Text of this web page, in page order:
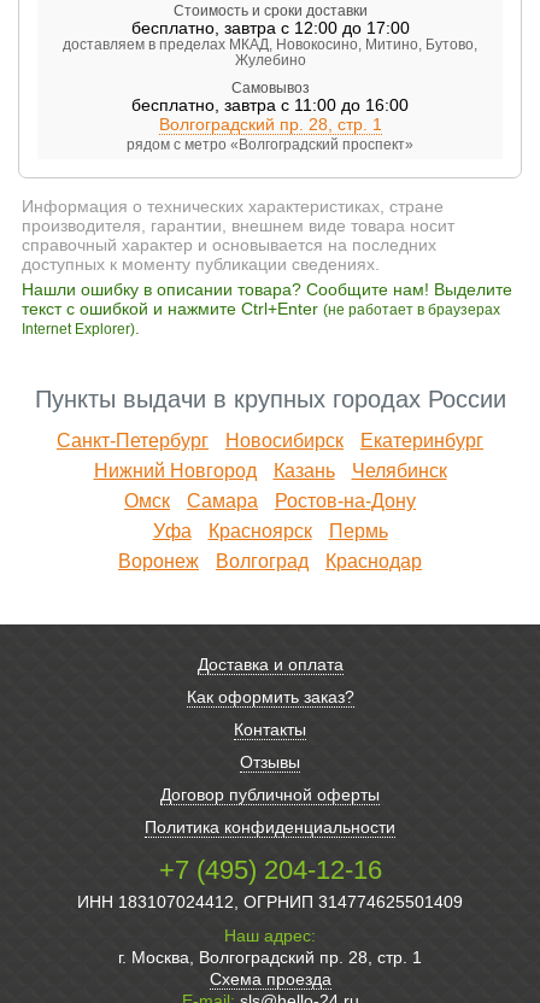
Стоимость и сроки доставки
бесплатно, завтра с 12:00 до 17:00
доставляем в пределах МКАД, Новокосино, Митино, Бутово,
Жулебино
Самовывоз
бесплатно завтра с 11:00 до 16:00
Волгоградский пр. 28, стр. 1
рядом с метро «Волгоградский проспект»
Информация о технических характеристиках, стране
производителя, гарантии, внешнем виде товара носит
справочный характер и основывается на последних
доступных к моменту публикации сведениях.
Нашли ошибку в описании товара? Сообщите нам! Выделите
текст с ошибкой и нажмите Ctrl+Enter (не работает в браузерах
Internet Explorer)
Пункты выдачи в крупных городах России
Санкт-Петербург Новосибирск
Екатеринбург
Нижний Новгород
Казань
Челябинск
Омск
Самара
Ростов-на-Дону
Уфа
Красноярск
Пермь
Воронеж
Волгоград Краснодар
Доставка и оплата
Как оформить заказ?
Контакты
Отзывы
Договор публичной оферты
Политика конфиденциальности
+7 (495) 204-12-16
ИНН 183107024412, ОГРНИП 314774625501409
Наш адрес:
г. Москва, Волгоградский пр. 28, стр. 1
Схема проезда